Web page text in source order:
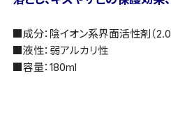
■成分：陰イオン系界面活性剤（
■液性：弱アルカリ性
■容量：180ml